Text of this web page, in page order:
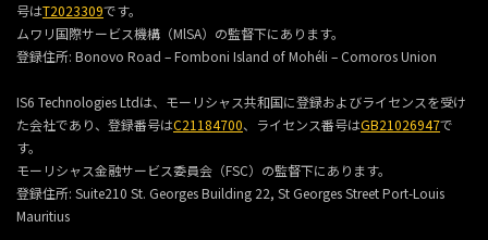
号はT2023309です。
ムワリ国際サービス機構（MlSA）の監督下にあります。
登録住所: Bonovo Road – Fomboni Island of Mohéli – Comoros Union
IS6 Technologies Ltdは、モーリシャス共和国に登録およびライセンスを受け
た会社であり、登録番号はC21184700、ライセンス番号はGB21026947で
す。
モーリシャス金融サービス委員会（FSC）の監督下にあります。
登録住所: Suite210 St. Georges Building 22, St Georges Street Port-Louis
Mauritius